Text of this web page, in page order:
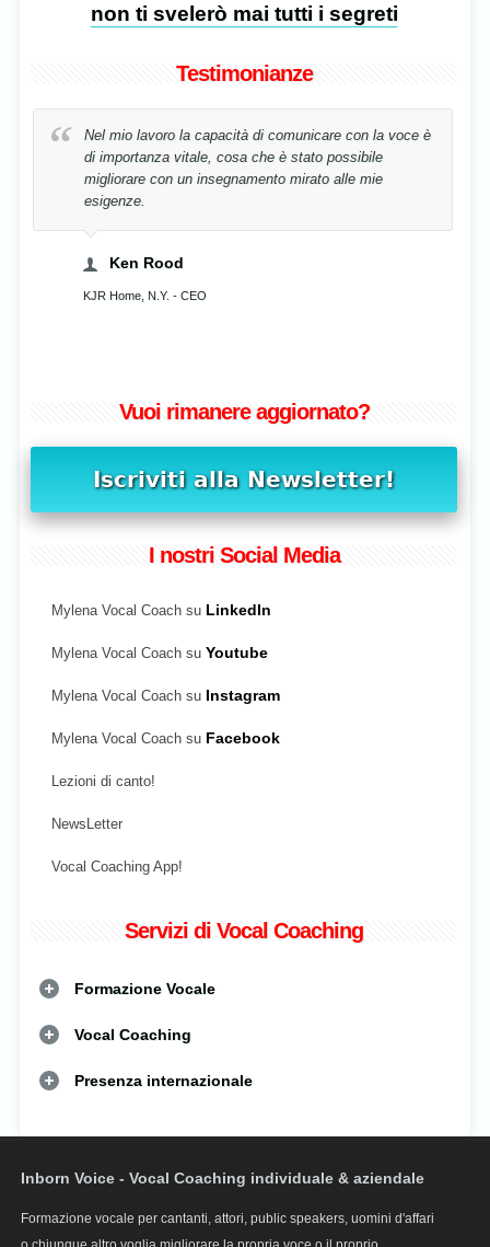
non ti svelerò mai tutti i segreti
Testimonianze
Nel mio lavoro la capacità di comunicare con la voce è
di importanza vitale, cosa che è stato possibile
migliorare con un insegnamento mirato alle mie
esigenze.
Ken Rood
KJR Home, N.Y. - CEO
Vuoi rimanere aggiornato?
I nostri Social Media
Mylena Vocal Coach su LinkedIn
Mylena Vocal Coach su Youtube
Mylena Vocal Coach su Instagram
Mylena Vocal Coach su Facebook
Lezioni di canto!
NewsLetter
Vocal Coaching App!
Servizi di Vocal Coaching
Formazione Vocale
Vocal Coaching
Presenza internazionale
Inborn Voice - Vocal Coaching individuale & aziendale
Formazione vocale per cantanti, attori, public speakers, uomini d'affari